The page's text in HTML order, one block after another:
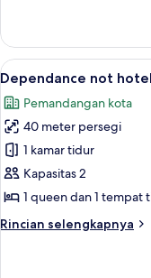
Dependance
not
hotel
Camera
City
Lihat
semua
foto
untuk
Dependance
not
hotel
City
12
Dependance not
Pemandangan kota
40 meter persegi
1 kamar tidur
Kapasitas 2
1 queen dan 1 tempat
Rincian selengkapnya
Rincian